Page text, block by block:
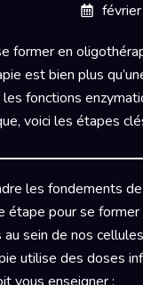
former en
est bien plus
fonctions
voici les étapes
les fondements
étape pour se
au sein de nos
utilise des doses